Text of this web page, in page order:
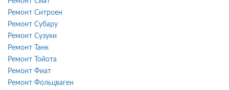
Ремонт Ситроен
Ремонт Субару
Ремонт Сузуки
Ремонт Танк
Ремонт Тойота
Ремонт Фиат
Ремонт Фольцваген